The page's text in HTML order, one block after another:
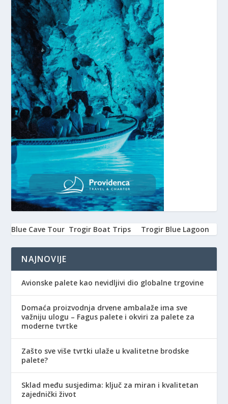
Blue Cave Tour Trogir Boat Trips Trogir Blue Lagoon
NAJNOVIJE
Avionske palete kao nevidljivi dio globalne trgovine
Domaća proizvodnja drvene ambalaže ima sve
važniju ulogu – Fagus palete i okviri za palete za
moderne tvrtke
Zašto sve više tvrtki ulaže u kvalitetne brodske
palete?
Sklad među susjedima: ključ za miran i kvalitetan
zajednički život